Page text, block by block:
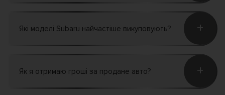
Які моделі Subaru найчастіше викуповують? +
Як я отримаю гроші за продане авто? +